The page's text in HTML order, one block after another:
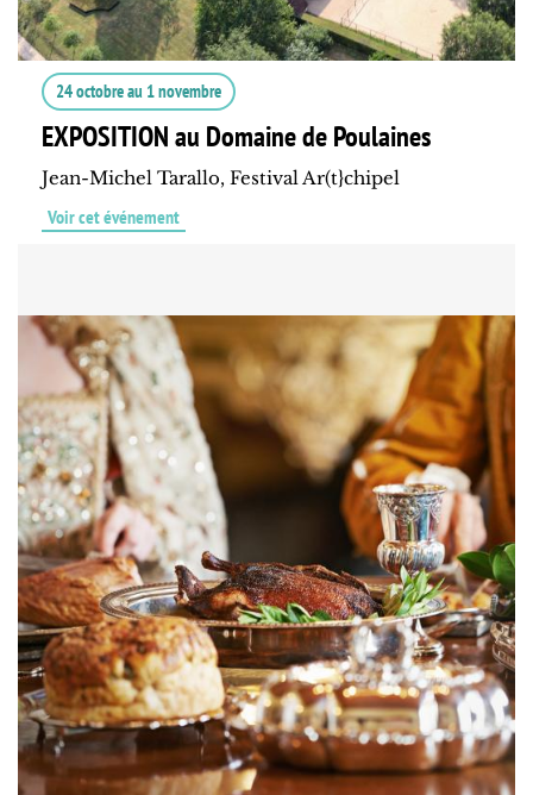
24 octobreau 1 novembre
EXPOSITION au Domaine de Poulaines
Jean-Michel Tarallo, Festival Ar(t}chipel
Voir cet événement